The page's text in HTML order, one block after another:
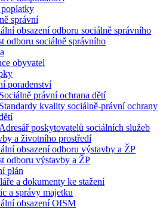
správní
obsazení odboru sociálně správního
odboru sociálně správního
obyvatel
poradenství
Sociálně právní ochrana dětí
Standardy kvality sociálně-právní ochrany
Adresář poskytovatelů sociálních služeb
a životního prostředí
obsazení odboru výstavby a ŽP
odboru výstavby a ŽP
plán
a dokumenty ke stažení
a správy majetku
obsazení OISM